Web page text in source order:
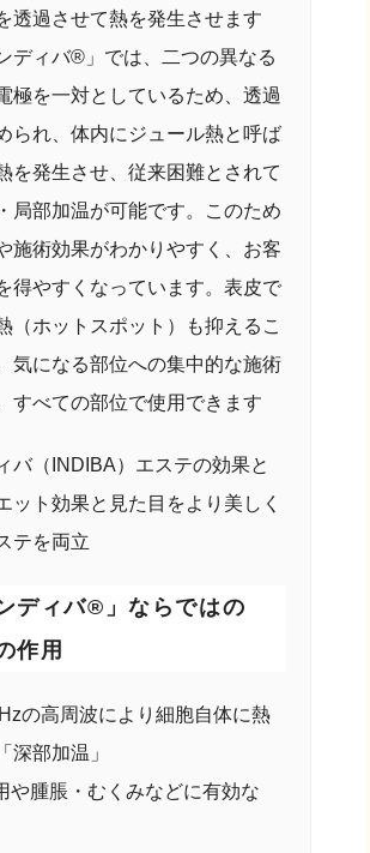
透過させて熱を発生させます
ディバ®」では、二つの異なる
極を一対としているため、透過
られ、体内にジュール熱と呼ば
を発生させ、従来困難とされて
局部加温が可能です。このため
施術効果がわかりやすく、お客
得やすくなっています。表皮で
（ホットスポット）も抑えるこ
気になる部位への集中的な施術
すべての部位で使用できます
ディバ®」ならではの
作用
の高周波により細胞自体に熱
深部加温」
や腫脹・むくみなどに有効な